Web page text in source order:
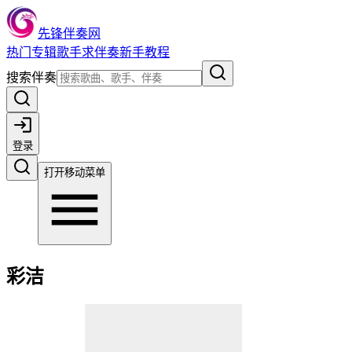
先锋伴奏网
热门 专辑歌手求伴奏新手教程
搜索伴奏
登录
打开移动菜单
彩洁